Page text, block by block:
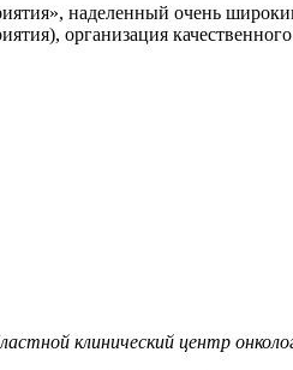
наделенный очень
организация
клинический центр